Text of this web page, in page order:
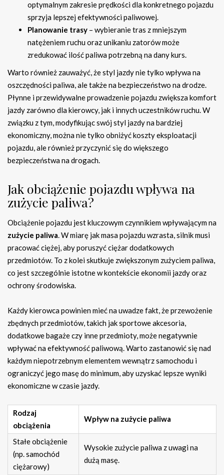
optymalnym zakresie prędkości dla konkretnego pojazdu
sprzyja lepszej efektywności paliwowej.
Planowanie trasy – wybieranie tras z mniejszym
natężeniem ruchu oraz unikaniu zatorów może
zredukować ilość paliwa potrzebną na dany kurs.
Warto również zauważyć, że styl jazdy nie tylko wpływa na
oszczędności paliwa, ale także na bezpieczeństwo na drodze.
Płynne i przewidywalne prowadzenie pojazdu zwiększa komfort
jazdy zarówno dla kierowcy, jak i innych uczestników ruchu. W
związku z tym, modyfikując swój styl jazdy na bardziej
ekonomiczny, można nie tylko obniżyć koszty eksploatacji
pojazdu, ale również przyczynić się do większego
bezpieczeństwa na drogach.
Jak obciążenie pojazdu wpływa na
zużycie paliwa?
Obciążenie pojazdu jest kluczowym czynnikiem wpływającym na
zużycie paliwa. W miarę jak masa pojazdu wzrasta, silnik musi
pracować ciężej, aby poruszyć ciężar dodatkowych
przedmiotów. To z kolei skutkuje zwiększonym zużyciem paliwa,
co jest szczególnie istotne w kontekście ekonomii jazdy oraz
ochrony środowiska.
Każdy kierowca powinien mieć na uwadze fakt, że przewożenie
zbędnych przedmiotów, takich jak sportowe akcesoria,
dodatkowe bagaże czy inne przedmioty, może negatywnie
wpływać na efektywność paliwową. Warto zastanowić się nad
każdym niepotrzebnym elementem wewnątrz samochodu i
ograniczyć jego masę do minimum, aby uzyskać lepsze wyniki
ekonomiczne w czasie jazdy.
Rodzaj
obciążenia
Wpływ na zużycie paliwa
Stałe obciążenie
(np. samochód
ciężarowy)
Wysokie zużycie paliwa z uwagi na
dużą masę.